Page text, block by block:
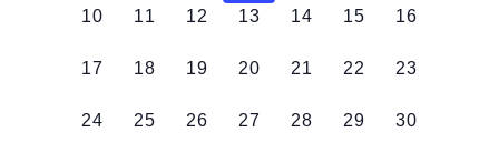
0
10
0
11
0
12
0
13
0
14
0
15
0
16
0
17
0
18
0
19
0
20
0
21
0
22
0
23
0
24
0
25
0
26
0
27
0
28
0
29
0
30